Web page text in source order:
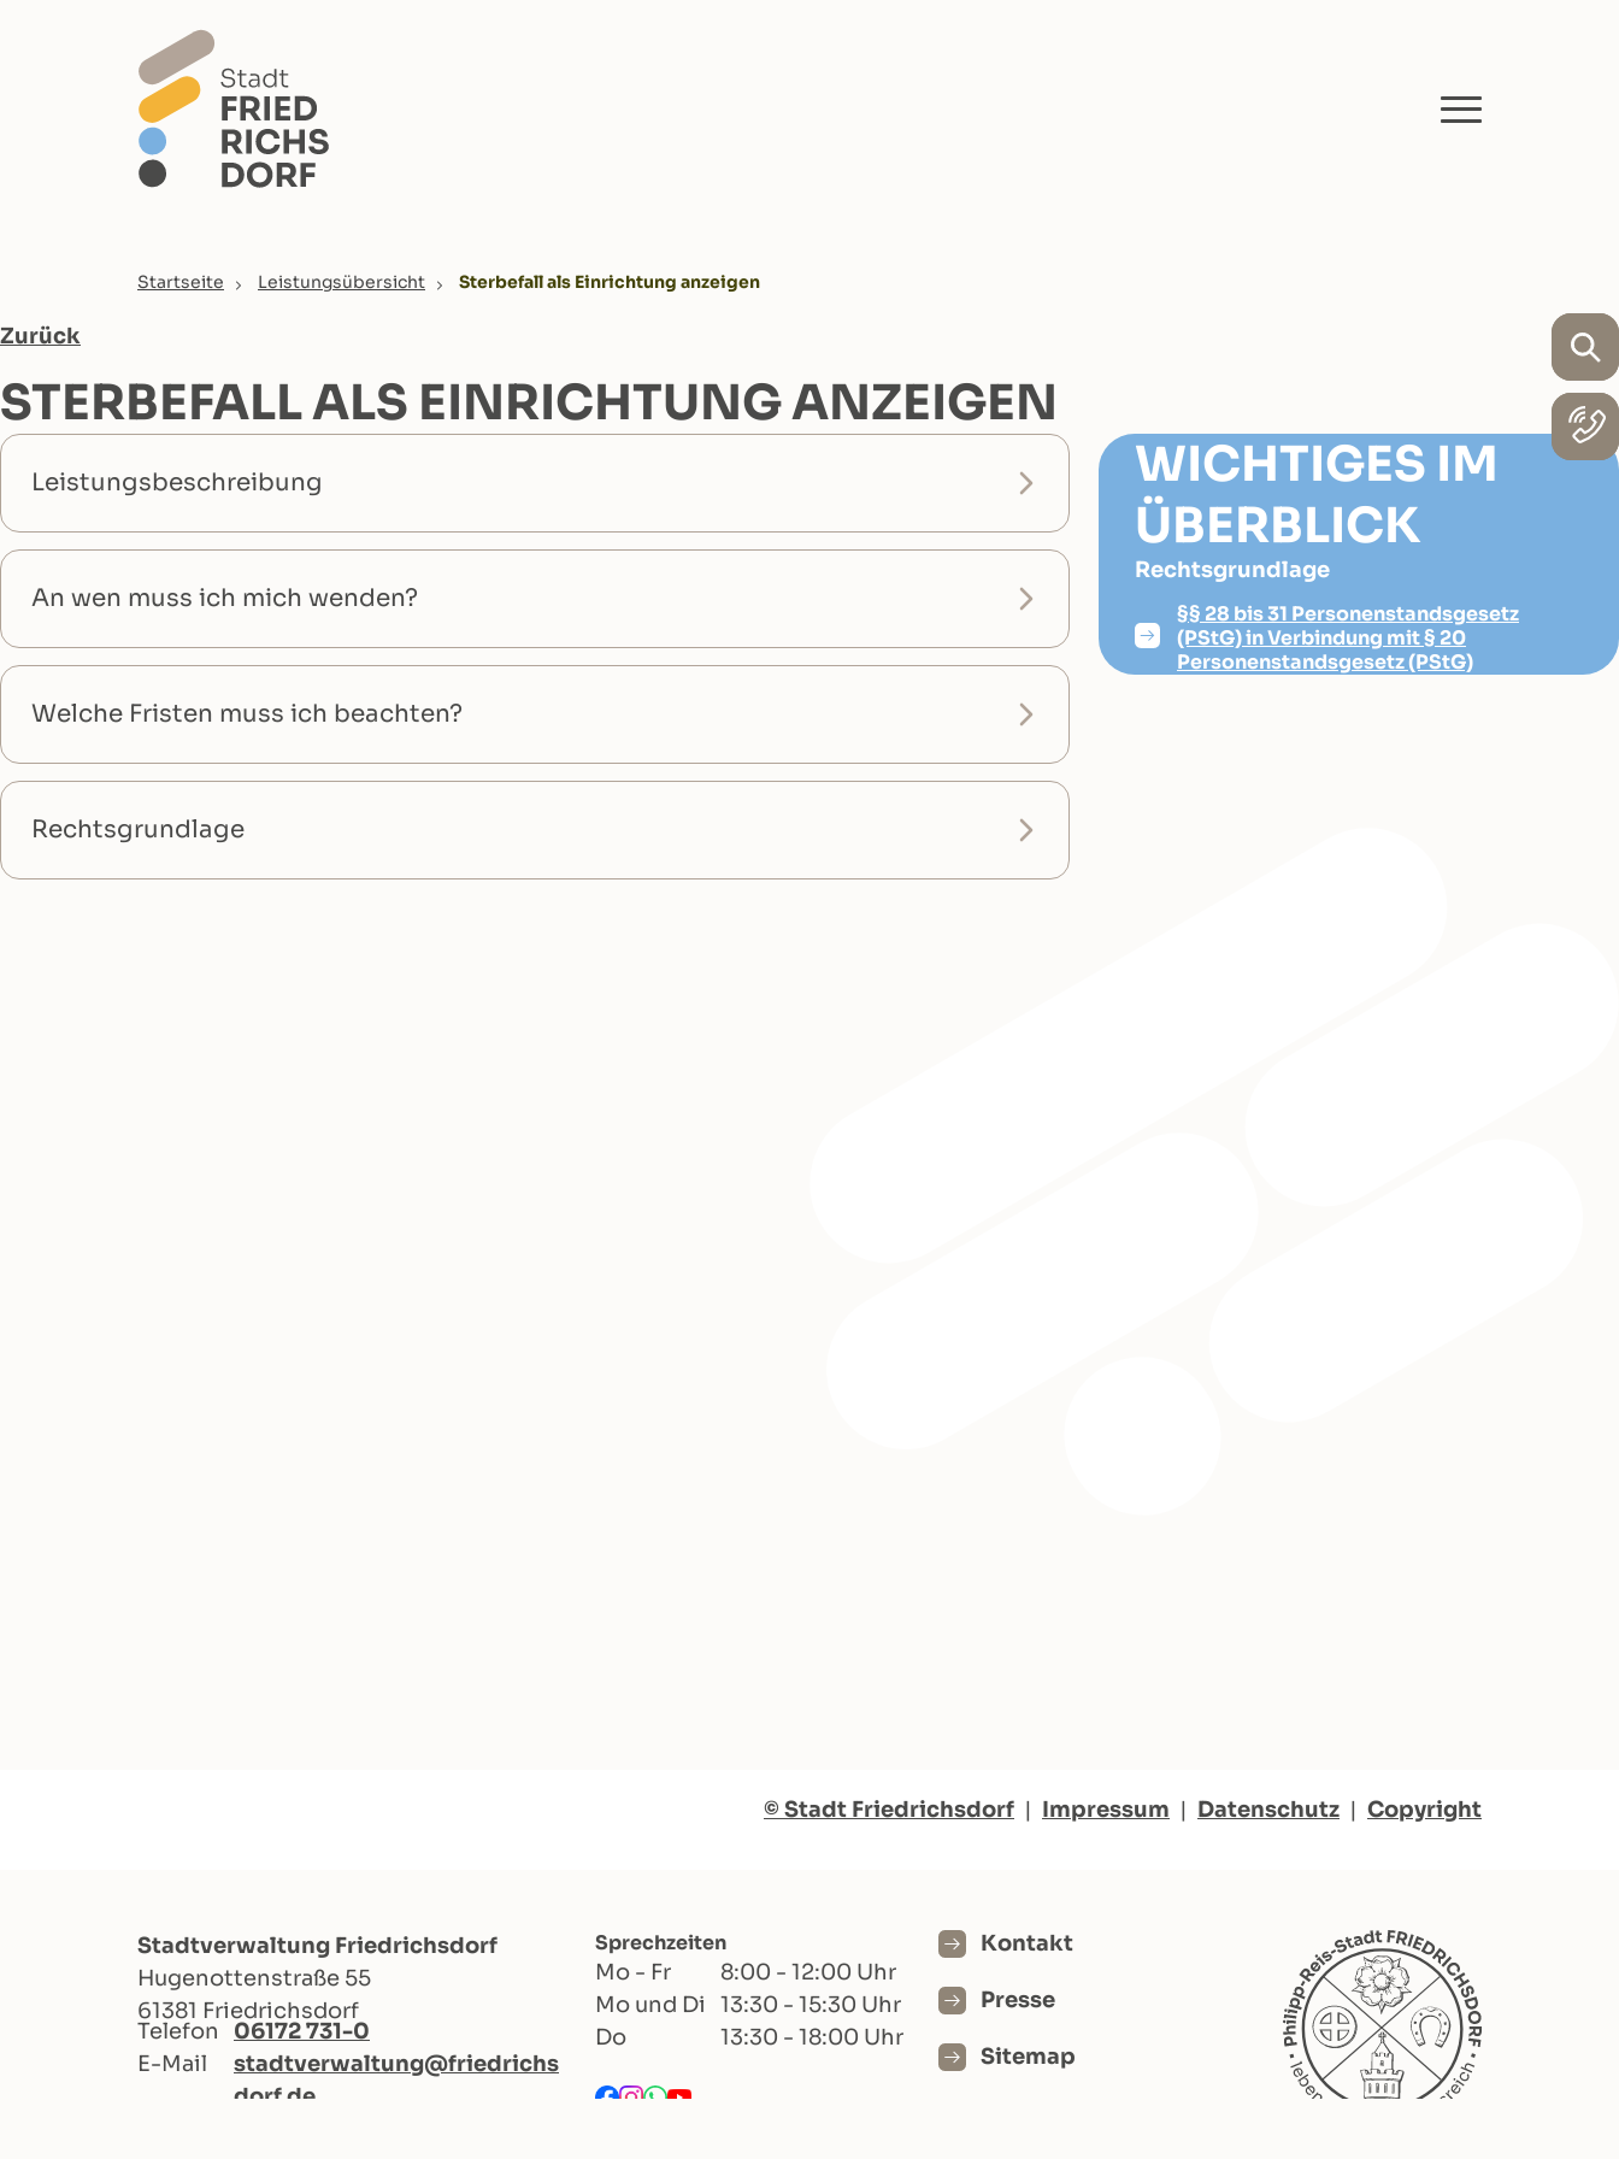
You are here:
Startseite Leistungsübersicht Sterbefall als Einrichtung anzeigen
Zurück
STERBEFALL ALS EINRICHTUNG ANZEIGEN
Leistungsbeschreibung
An wen muss ich mich wenden?
Welche Fristen muss ich beachten?
Rechtsgrundlage
WICHTIGES IM
ÜBERBLICK
Rechtsgrundlage
§§ 28 bis 31 Personenstandsgesetz
(PStG) in Verbindung mit § 20
Personenstandsgesetz (PStG)
© Stadt Friedrichsdorf | Impressum | Datenschutz | Copyright
Stadtverwaltung Friedrichsdorf
Hugenottenstraße 55
61381 Friedrichsdorf
Telefon
06172 731-0
E-Mail
stadtverwaltung@friedrichs
dorf.de
Sprechzeiten
Mo - Fr
8:00 - 12:00 Uhr
Mo und Di
13:30 - 15:30 Uhr
Do
13:30 - 18:00 Uhr
Kontakt
Presse
Sitemap